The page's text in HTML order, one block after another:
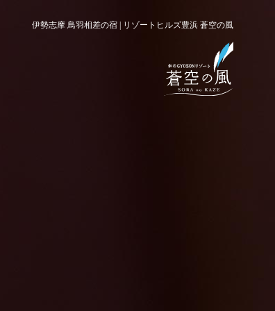
伊勢志摩 鳥羽相差の宿 | リゾートヒルズ豊浜 蒼空の風